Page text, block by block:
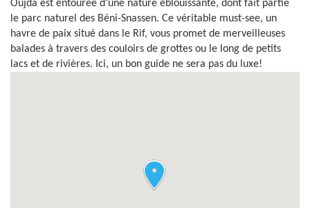
Oujda est entourée d’une nature éblouissante, dont fait partie
le parc naturel des Béni-Snassen. Ce véritable must-see, un
havre de paix situé dans le Rif, vous promet de merveilleuses
balades à travers des couloirs de grottes ou le long de petits
lacs et de rivières. Ici, un bon guide ne sera pas du luxe!